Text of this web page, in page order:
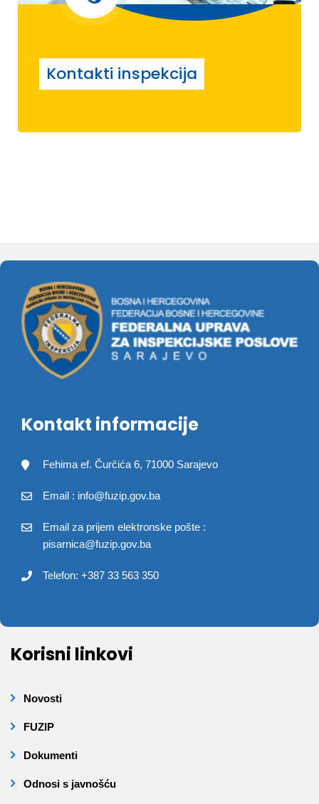
Kontakti inspekcija
Kontakt informacije
Fehima ef. Čurčića 6, 71000 Sarajevo
Email : info@fuzip.gov.ba
Email za prijem elektronske pošte :
pisarnica@fuzip.gov.ba
Telefon: +387 33 563 350
Korisni linkovi
Novosti
FUZIP
Dokumenti
Odnosi s javnošću